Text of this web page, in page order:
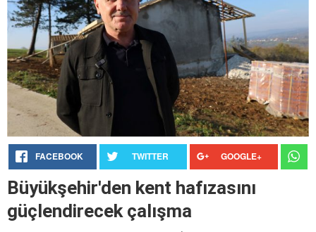
FACEBOOK TWITTER GOOGLE+
Büyükşehir'den kent hafızasını
güçlendirecek çalışma